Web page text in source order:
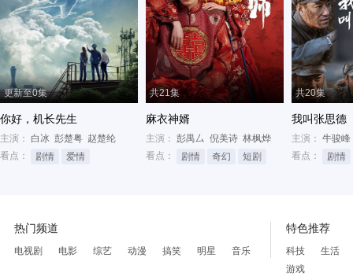
更新至0集
你好，机长先生
主演： 白冰 彭楚粤 赵楚纶
看点：
剧情 爱情
共21集
麻衣神婿
主演： 彭禺厶 倪美诗 林枫烨
看点：
剧情 奇幻 短剧
共20集
我叫张思德
主演： 牛骏峰
看点：
剧情
热门频道
电视剧 电影 综艺 动漫 搞笑 明星 音乐
特色推荐
科技
生活
游戏